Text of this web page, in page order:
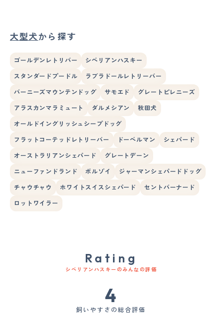
大型犬から探す
ゴールデンレトリバー シベリアンハスキー
スタンダードプードル ラブラドールレトリーバー
バーニーズマウンテンドッグ サモエド グレートピレニーズ
アラスカンマラミュート ダルメシアン 秋田犬
オールドイングリッシュシープドッグ
フラットコーテッドレトリーバー ドーベルマン シェパード
オーストラリアンシェパード グレートデーン
ニューファンドランド ボルゾイ ジャーマンシェパードドッグ
チャウチャウ ホワイトスイスシェパード セントバーナード
ロットワイラー
Rating
シベリアンハスキーのみんなの評価
4
飼いやすさの総合評価